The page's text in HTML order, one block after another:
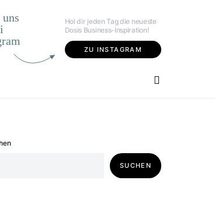
Hol dir jeden Tag die neueste
Dosis Business-Inspiration!
ZU INSTAGRAM
SUCHEN